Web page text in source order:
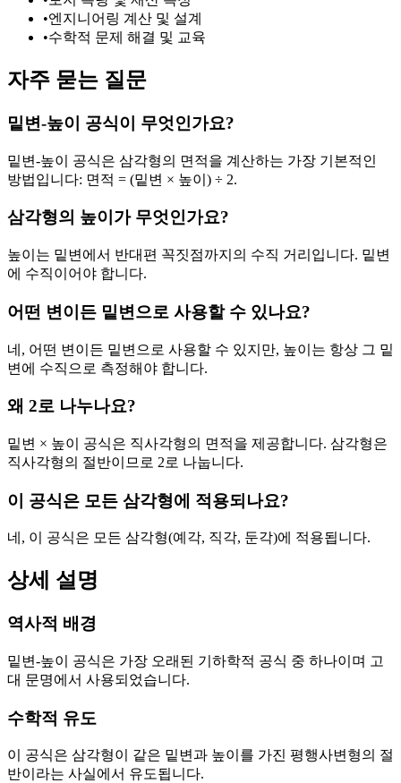
•엔지니어링 계산 및 설계
•수학적 문제 해결 및 교육
자주 묻는 질문
밑변-높이 공식이 무엇인가요?
밑변-높이 공식은 삼각형의 면적을 계산하는 가장 기본적인
방법입니다: 면적 = (밑변 × 높이) ÷ 2.
삼각형의 높이가 무엇인가요?
높이는 밑변에서 반대편 꼭짓점까지의 수직 거리입니다. 밑변
에 수직이어야 합니다.
어떤 변이든 밑변으로 사용할 수 있나요?
네, 어떤 변이든 밑변으로 사용할 수 있지만, 높이는 항상 그 밑
변에 수직으로 측정해야 합니다.
왜 2로 나누나요?
밑변 × 높이 공식은 직사각형의 면적을 제공합니다. 삼각형은
직사각형의 절반이므로 2로 나눕니다.
이 공식은 모든 삼각형에 적용되나요?
네, 이 공식은 모든 삼각형(예각, 직각, 둔각)에 적용됩니다.
상세 설명
역사적 배경
밑변-높이 공식은 가장 오래된 기하학적 공식 중 하나이며 고
대 문명에서 사용되었습니다.
수학적 유도
이 공식은 삼각형이 같은 밑변과 높이를 가진 평행사변형의 절
반이라는 사실에서 유도됩니다.